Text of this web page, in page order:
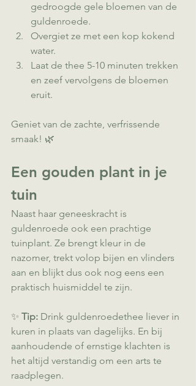
gedroogde gele bloemen van de
guldenroede.
Overgiet ze met een kop kokend
water.
Laat de thee 5-10 minuten trekken
en zeef vervolgens de bloemen
eruit.
Geniet van de zachte, verfrissende
smaak! 🌿
Een gouden plant in je
tuin
Naast haar geneeskracht is
guldenroede ook een prachtige
tuinplant. Ze brengt kleur in de
nazomer, trekt volop bijen en vlinders
aan en blijkt dus ook nog eens een
praktisch huismiddel te zijn.
✨ Tip: Drink guldenroedethee liever in
kuren in plaats van dagelijks. En bij
aanhoudende of ernstige klachten is
het altijd verstandig om een arts te
raadplegen.